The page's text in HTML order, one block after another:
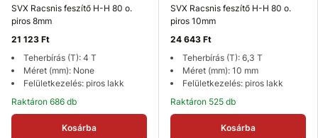
SVX Racsnis feszítő H-H 80 o.
piros 8mm
21 123 Ft
Teherbírás (T): 4 T
Méret (mm): None
Felületkezelés: piros lakk
Raktáron 686 db
Kosárba
SVX Racsnis feszítő H-H 80 o.
piros 10mm
24 643 Ft
Teherbírás (T): 6,3 T
Méret (mm): 10 mm
Felületkezelés: piros lakk
Raktáron 525 db
Kosárba